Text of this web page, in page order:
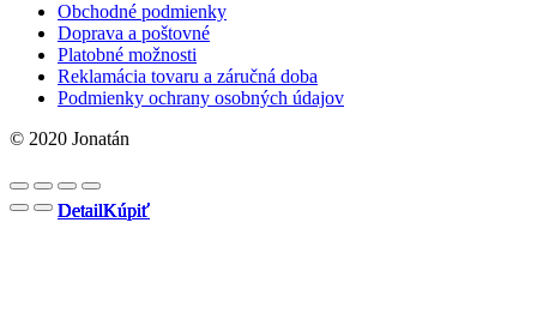
DetailKúpiť
DetailKúpiť
DetailKúpiť
DetailKúpiť
Obchodné podmienky
Doprava a poštovné
Platobné možnosti
Reklamácia tovaru a záručná doba
Podmienky ochrany osobných údajov
© 2020 Jonatán